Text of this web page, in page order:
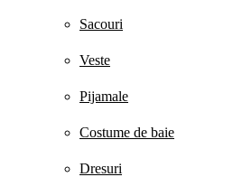
Sacouri
Veste
Pijamale
Costume de baie
Dresuri